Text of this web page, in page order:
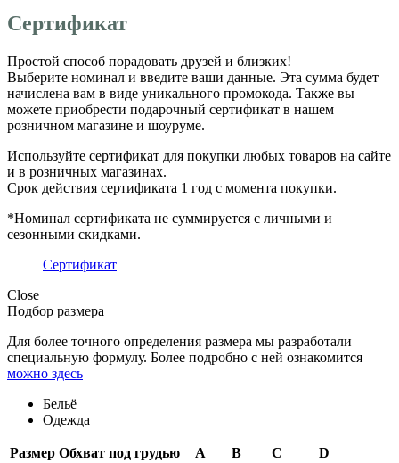
Сертификат
Простой способ порадовать друзей и близких!
Выберите номинал и введите ваши данные. Эта сумма будет
начислена вам в виде уникального промокода. Также вы
можете приобрести подарочный сертификат в нашем
розничном магазине и шоуруме.
Используйте сертификат для покупки любых товаров на сайте
и в розничных магазинах.
Срок действия сертификата 1 год с момента покупки.
*Номинал сертификата не суммируется с личными и
сезонными скидками.
Сертификат
Close
Подбор размера
Для более точного определения размера мы разработали
специальную формулу. Более подробно с ней ознакомится
можно здесь
Бельё
Одежда
Размер Обхват под грудью A B C
D